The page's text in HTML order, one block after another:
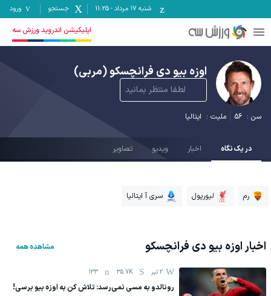
شنبه ۱۷ مرداد -
11:25 جستجو ورود
اپلیکیشن اندروید ورزش سه
اوزه بیو دی فرانچسکو(مربی)
لطفا منتظر بمانید
سن : 56 ملیت : ایتالیا
در یک نگاه اخبار ویدیو تصاویر
رم لیورپول سری آ ایتالیا
اخباراوزه بیو دی فرانچسکو مشاهده همه
2 تیر 35.7K
133
رونالدو به مسی نمی‌رسد: تلاش کن به اوزه بیو برسی!